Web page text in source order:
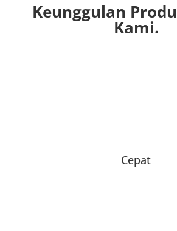
Keunggulan
Kami.
Cepat